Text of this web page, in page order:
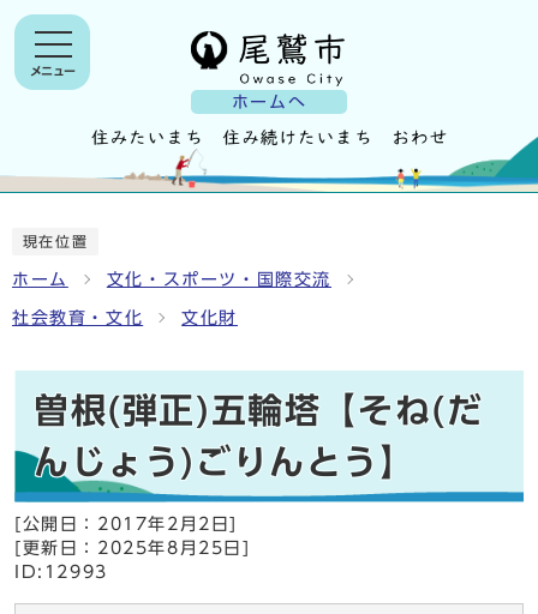
ホームへ
メニュー
現在位置
ホーム 文化・スポーツ・国際交流
社会教育・文化 文化財
曽根(弾正)五輪塔【そね(だ
んじょう)ごりんとう】
[公開日： 2017年2月2日
[更新日： 2025年8月25日
ID:12993